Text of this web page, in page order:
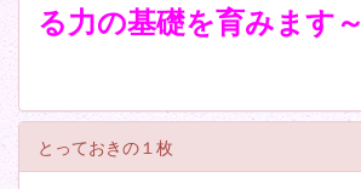
る力の基礎を育みます～
とっておきの１枚